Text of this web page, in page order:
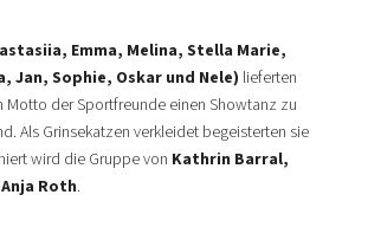
Emma, Melina, Stella Marie,
Jan, Sophie, Oskar und Nele) lieferten
Motto der Sportfreunde einen Showtanz zu
Als Grinsekatzen verkleidet begeisterten sie
wird die Gruppe von Kathrin Barral,
Roth.